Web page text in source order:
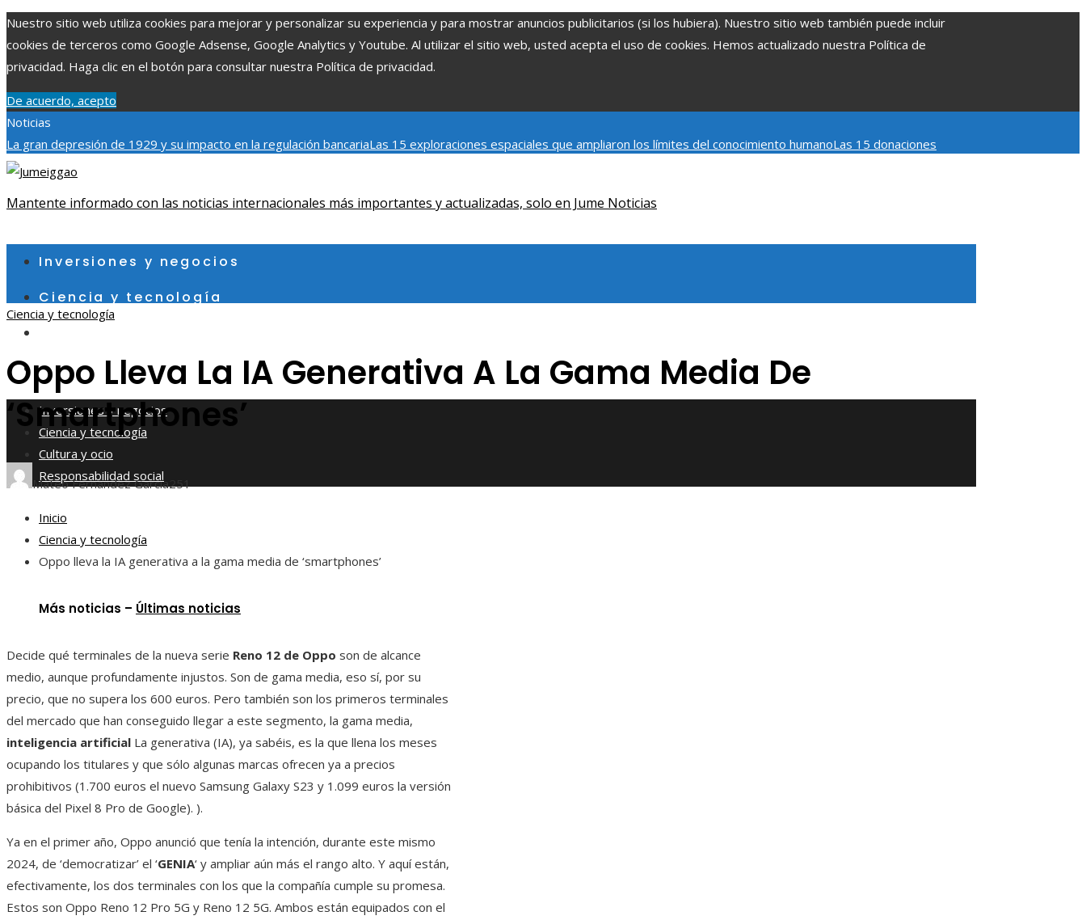
Nuestro sitio web utiliza cookies para mejorar y personalizar su experiencia y para mostrar anuncios publicitarios (si los hubiera). Nuestro sitio web también puede incluir
cookies de terceros como Google Adsense, Google Analytics y Youtube. Al utilizar el sitio web, usted acepta el uso de cookies. Hemos actualizado nuestra Política de
privacidad. Haga clic en el botón para consultar nuestra Política de privacidad.
De acuerdo, acepto
Noticias
La gran depresión de 1929 y su impacto en la regulación bancariaLas 15 exploraciones espaciales que ampliaron los límites del conocimiento humanoLas 15 donaciones
individuales más grandes y su impacto en la ciencia y tecnología
jueves, agosto 6
Mantente informado con las noticias internacionales más importantes y actualizadas, solo en Jume Noticias
Inversiones y negocios
Ciencia y tecnología
Responsabilidad social
Inversiones y negocios
Ciencia y tecnología
Cultura y ocio
Responsabilidad social
Ciencia y tecnología
Oppo Lleva La IA Generativa A La Gama Media De
‘smartphones’
Mateo Fernández García251
Inicio
Ciencia y tecnología
Oppo lleva la IA generativa a la gama media de ‘smartphones’
Más noticias – Últimas noticias
Decide qué terminales de la nueva serie Reno 12 de Oppo son de alcance
medio, aunque profundamente injustos. Son de gama media, eso sí, por su
precio, que no supera los 600 euros. Pero también son los primeros terminales
del mercado que han conseguido llegar a este segmento, la gama media,
inteligencia artificial La generativa (IA), ya sabéis, es la que llena los meses
ocupando los titulares y que sólo algunas marcas ofrecen ya a precios
prohibitivos (1.700 euros el nuevo Samsung Galaxy S23 y 1.099 euros la versión
básica del Pixel 8 Pro de Google). ).
Ya en el primer año, Oppo anunció que tenía la intención, durante este mismo
2024, de ‘democratizar’ el ‘GENIA‘ y ampliar aún más el rango alto. Y aquí están,
efectivamente, los dos terminales con los que la compañía cumple su promesa.
Estos son Oppo Reno 12 Pro 5G y Reno 12 5G. Ambos están equipados con el